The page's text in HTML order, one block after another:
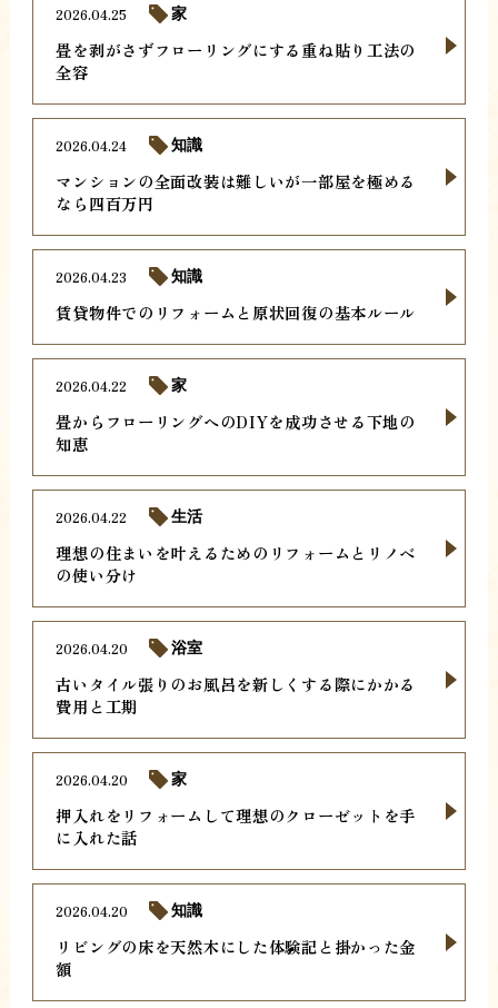
畳を剥がさずフローリングにする重ね貼り工法の
全容
2026.04.25 家
マンションの全面改装は難しいが一部屋を極める
なら四百万円
2026.04.24 知識
賃貸物件でのリフォームと原状回復の基本ルール
2026.04.23 知識
畳からフローリングへのDIYを成功させる下地の
知恵
2026.04.22 家
理想の住まいを叶えるためのリフォームとリノベ
の使い分け
2026.04.22 生活
古いタイル張りのお風呂を新しくする際にかかる
費用と工期
2026.04.20 浴室
押入れをリフォームして理想のクローゼットを手
に入れた話
2026.04.20 家
リビングの床を天然木にした体験記と掛かった金
額
2026.04.20 知識